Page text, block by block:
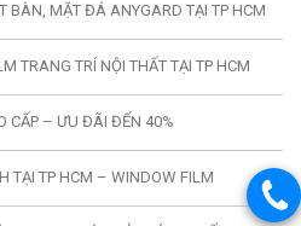
BÀN, MẶT ĐÁ ANYGARD TẠI TP HCM
TRANG TRÍ NỘI THẤT TẠI TP HCM
CẤP – ƯU ĐÃI ĐẾN 40%
TẠI TP HCM – WINDOW FILM